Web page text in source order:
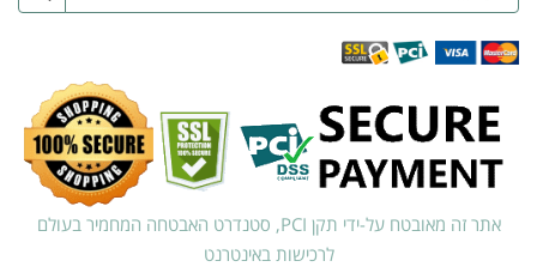
אתר זה מאובטח על-ידי תקן PCI, סטנדרט האבטחה המחמיר בעולם
לרכישות באינטרנט